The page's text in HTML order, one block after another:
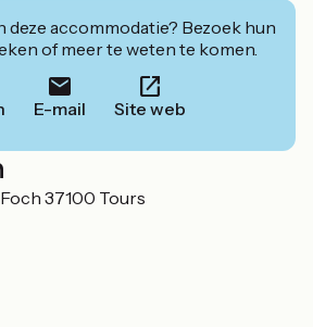
deze accommodatie? Bezoek hun
of meer te weten te komen.
E-mail Site web
37100 Tours